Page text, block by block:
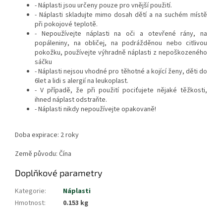
- Náplasti jsou určeny pouze pro vnější použití.
- Náplasti skladujte mimo dosah dětí a na suchém místě
při pokojové teplotě.
- Nepoužívejte náplasti na oči a otevřené rány, na
popáleniny, na obličej, na podrážděnou nebo citlivou
pokožku, používejte výhradně náplasti z nepoškozeného
sáčku
- Náplasti nejsou vhodné pro těhotné a kojící ženy, děti do
6let a lidi s alergií na leukoplast.
- V případě, že při použití pociťujete nějaké těžkosti,
ihned náplast odstraňte.
- Náplasti nikdy nepoužívejte opakovaně!
Doba expirace: 2 roky
Země původu: Čína
Doplňkové parametry
Kategorie:
Náplasti
Hmotnost:
0.153 kg